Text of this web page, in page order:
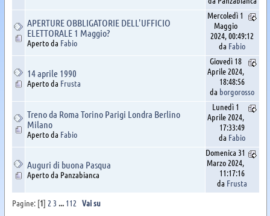
APERTURE OBBLIGATORIE DELL'UFFICIO
ELETTORALE 1 Maggio?
Aperto da Fabio
Mercoledì 1
Maggio
2024, 00:49:12
da Fabio
14 aprile 1990
Aperto da Frusta
Giovedì 18
Aprile 2024,
18:48:56
da borgorosso
Treno da Roma Torino Parigi Londra Berlino
Milano
Aperto da Fabio
Lunedì 1
Aprile 2024,
17:33:49
da Fabio
Auguri di buona Pasqua
Aperto da Panzabianca
Domenica 31
Marzo 2024,
11:17:16
da Frusta
Pagine: [1] 2 3 ... 112 Vai su